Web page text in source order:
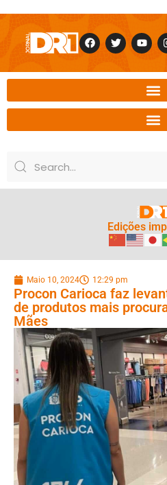
Edições
Maio 10, 2024 12:29 pm
Procon Carioca faz
de produtos mais
Mães